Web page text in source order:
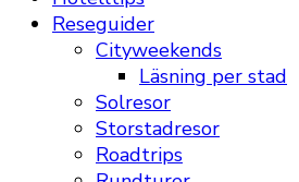
Reseguider
Cityweekends
Läsning per stad
Solresor
Storstadresor
Roadtrips